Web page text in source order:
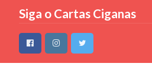
Siga o Cartas Ciganas